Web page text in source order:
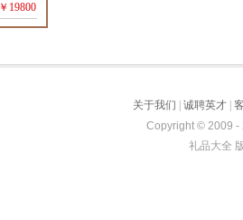
￥19800
关于我们 诚聘英才
Copyright © 2009 -
礼品大全